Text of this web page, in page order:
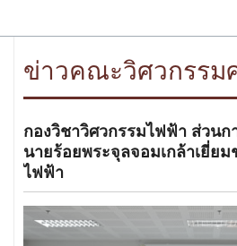
ข่าวคณะวิศวกรรม
กองวิชาวิศวกรรมไฟฟ้า ส่วนก
นายร้อยพระจุลจอมเกล้าเยี่ย
ไฟฟ้า